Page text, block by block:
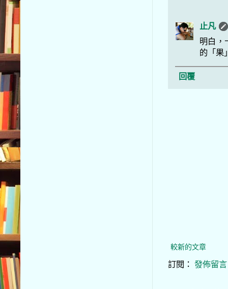
止凡
明白，
的「果
回覆
較新的文章
訂閱： 發佈留